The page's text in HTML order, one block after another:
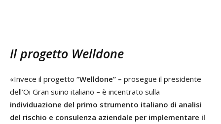
Il progetto Welldone
«Invece il progetto “Welldone” – prosegue il presidente
dell’Oi Gran suino italiano – è incentrato sulla
individuazione del primo strumento italiano di analisi
del rischio e consulenza aziendale per implementare il